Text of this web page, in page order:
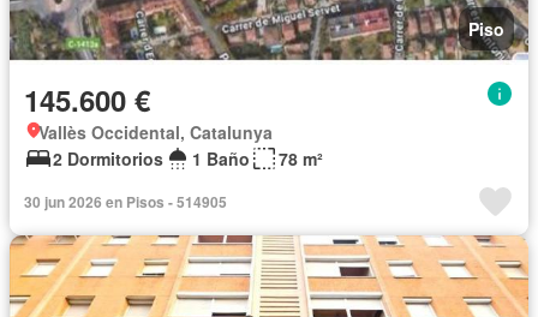
Piso
145.600 €
Vallès Occidental, Catalunya
2 Dormitorios
1 Baño 78 m²
30 jun 2026 en Pisos - 514905